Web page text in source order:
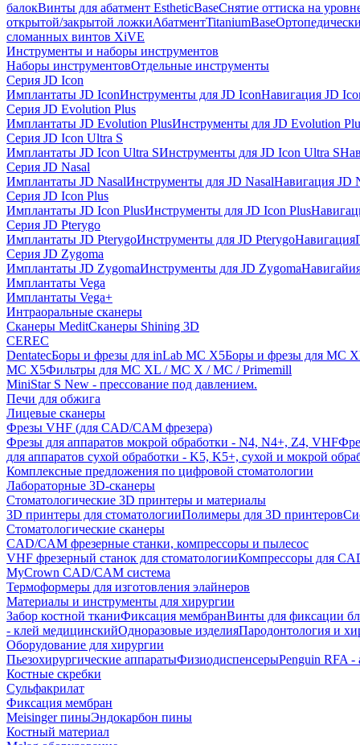
балокВинты для абатмент EstheticBaseСнятие оттиска на
открытой/закрытой ложкиАбатментTitaniumBase
сломанных винтов XiVE
Инструменты и наборы инструментов
Наборы инструментовОтдельные инструменты
Серия JD Icon
Имплантаты JD IconИнструменты для JD IconНавигация JD
Серия JD Evolution Plus
Имплантаты JD Evolution PlusИнструменты для JD Evolution
Серия JD Icon Ultra S
Имплантаты JD Icon Ultra SИнструменты для JD Icon Ultra S
Серия JD Nasal
Имплантаты JD NasalИнструменты для JD NasalНавигация JD
Серия JD Icon Plus
Имплантаты JD Icon PlusИнструменты для JD Icon Plus
Серия JD Pterygo
Имплантаты JD PterygoИнструменты для JD PterygoНавигация
Серия JD Zygoma
Имплантаты JD ZygomaИнструменты для JD Zygoma
Имплантаты Vega
Имплантаты Vega+
Интраоральные сканеры
Сканеры MeditСканеры Shining 3D
CEREC
DentatecБоры и фрезы для inLab MC X5Боры и фрезы для MC
MC X5Фильтры для MC XL / MC X / MC / Primemill
MiniStar S New - прессование под давлением.
Печи для обжига
Лицевые сканеры
Фрезы VHF (для CAD/CAM фрезера)
Фрезы для аппаратов мокрой обработки - N4, N4+, Z4, VHF
для аппаратов сухой обработки - K5, K5+, сухой и мокрой
Комплексные предложения по цифровой стоматологии
Лабораторные 3D-сканеры
Стоматологические 3D принтеры и материалы
3D принтеры для стоматологииПолимеры для 3D принтеров
Стоматологические сканеры
CAD/CAM фрезерные станки, компрессоры и пылесос
VHF фрезерный станок для стоматологииКомпрессоры для
MyCrown CAD/CAM система
Термоформеры для изготовления элайнеров
Материалы и инструменты для хирургии
Забор костной тканиФиксация мембранВинты для фиксации
- клей медицинскийОдноразовые изделияПародонтология и
Оборудование для хирургии
Пьезохирургические аппаратыФизиодиспенсерыPenguin RFA -
Костные скребки
Сульфакрилат
Фиксация мембран
Meisinger пиныЭндокарбон пины
Костный материал